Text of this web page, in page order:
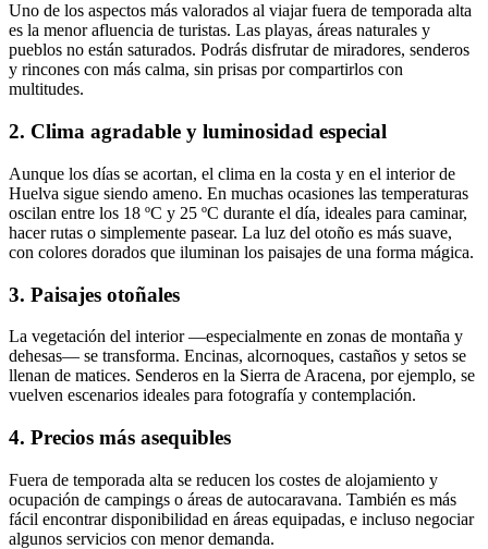
Uno de los aspectos más valorados al viajar fuera de temporada alta
es la menor afluencia de turistas. Las playas, áreas naturales y
pueblos no están saturados. Podrás disfrutar de miradores, senderos
y rincones con más calma, sin prisas por compartirlos con
multitudes.
2. Clima agradable y luminosidad especial
Aunque los días se acortan, el clima en la costa y en el interior de
Huelva sigue siendo ameno. En muchas ocasiones las temperaturas
oscilan entre los 18 ºC y 25 ºC durante el día, ideales para caminar,
hacer rutas o simplemente pasear. La luz del otoño es más suave,
con colores dorados que iluminan los paisajes de una forma mágica.
3. Paisajes otoñales
La vegetación del interior —especialmente en zonas de montaña y
dehesas— se transforma. Encinas, alcornoques, castaños y setos se
llenan de matices. Senderos en la Sierra de Aracena, por ejemplo, se
vuelven escenarios ideales para fotografía y contemplación.
4. Precios más asequibles
Fuera de temporada alta se reducen los costes de alojamiento y
ocupación de campings o áreas de autocaravana. También es más
fácil encontrar disponibilidad en áreas equipadas, e incluso negociar
algunos servicios con menor demanda.